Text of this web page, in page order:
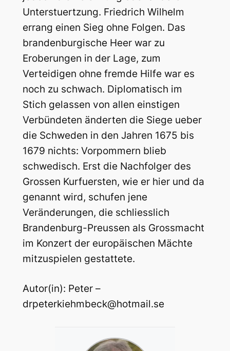
Unterstuertzung. Friedrich Wilhelm
errang einen Sieg ohne Folgen. Das
brandenburgische Heer war zu
Eroberungen in der Lage, zum
Verteidigen ohne fremde Hilfe war es
noch zu schwach. Diplomatisch im
Stich gelassen von allen einstigen
Verbündeten änderten die Siege ueber
die Schweden in den Jahren 1675 bis
1679 nichts: Vorpommern blieb
schwedisch. Erst die Nachfolger des
Grossen Kurfuersten, wie er hier und da
genannt wird, schufen jene
Veränderungen, die schliesslich
Brandenburg-Preussen als Grossmacht
im Konzert der europäischen Mächte
mitzuspielen gestattete.
Autor(in): Peter –
drpeterkiehmbeck@hotmail.se